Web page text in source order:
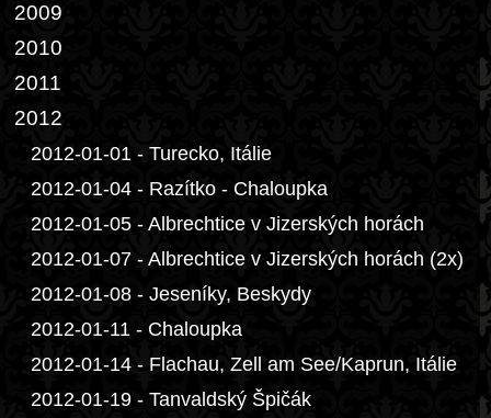
2009
2010
2011
2012
2012-01-01 - Turecko, Itálie
2012-01-04 - Razítko - Chaloupka
2012-01-05 - Albrechtice v Jizerských horách
2012-01-07 - Albrechtice v Jizerských horách (2x)
2012-01-08 - Jeseníky, Beskydy
2012-01-11 - Chaloupka
2012-01-14 - Flachau, Zell am See/Kaprun, Itálie
2012-01-19 - Tanvaldský Špičák